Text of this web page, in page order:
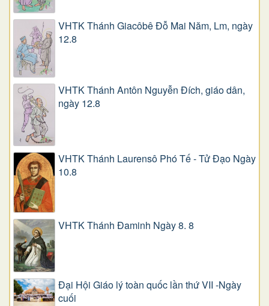
VHTK Thánh Giacôbê Ðỗ Mai Năm, Lm, ngày
12.8
VHTK Thánh Antôn Nguyễn Ðích, giáo dân,
ngày 12.8
VHTK Thánh Laurensô Phó Tế - Tử Đạo Ngày
10.8
VHTK Thánh Đaminh Ngày 8. 8
Đại Hội Giáo lý toàn quốc lần thứ VII -Ngày
cuối